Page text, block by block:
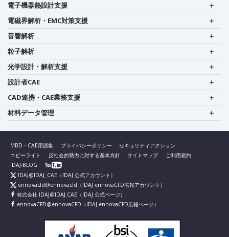
電子機器熱設計支援
電磁界解析・EMC対策支援
音響解析
粒子解析
光学設計・解析支援
設計者CAE
CAD連携・CAE業務支援
材料データ管理
MBD・CAE用語集 プライバシーポリシー
セキュリティアクション
コピーライト
反社会的勢力に対する基本方針 サイトマップ
ご利用規約
IDAJ-BLOG
IDAJ@IDAJ_CAE （IDAJ 公式アカウント）
ennovacfd@ennovacfd （IDAJ ennovaCFD広報アカウント）
株式会社 IDAJ@IDAJ.CAE （IDAJ 公式ページ）
ennovaCFD@ennovaCFD （IDAJ ennovaCFD広報ページ）